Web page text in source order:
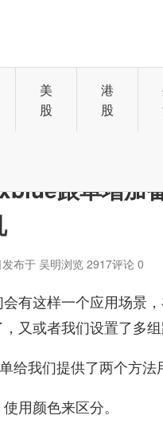
美
股
港
股
跟单增加
发布于 吴明浏览 2917评论 0
有这样一个应用场景
又或者我们设置了多
给我们提供了两个方法
用颜色来区分。